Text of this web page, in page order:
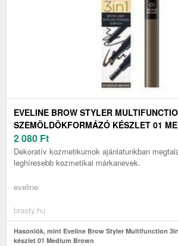
EVELINE BROW STYLER
SZEMÖLDÖKFORMÁZÓ KÉSZLET 01
2 080 Ft
Dekoratív kozmetikumok ajánlatunkban
leghíresebb kozmetikai márkanevek.
eveline
brasty.hu
Hasonlók, mint Eveline Brow Styler Multifunction
készlet 01 Medium Brown